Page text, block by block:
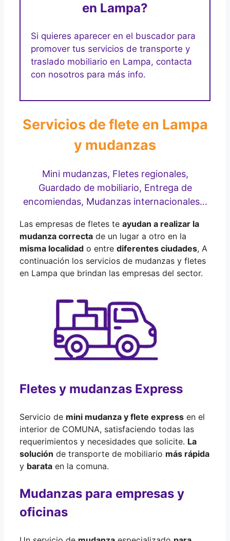
en Lampa?
Si quieres aparecer en el buscador para
promover tus servicios de transporte y
traslado mobiliario en Lampa, contacta
con nosotros para más info.
Servicios de flete en Lampa
y mudanzas
Mini mudanzas, Fletes regionales,
Guardado de mobiliario, Entrega de
encomiendas, Mudanzas internacionales…
Las empresas de fletes te ayudan a realizar la
mudanza correcta de un lugar a otro en la
misma localidad o entre diferentes ciudades, A
continuación los servicios de mudanzas y fletes
en Lampa que brindan las empresas del sector.
Fletes y mudanzas Express
Servicio de mini mudanza y flete express en el
interior de COMUNA, satisfaciendo todas las
requerimientos y necesidades que solicite. La
solución de transporte de mobiliario más rápida
y barata en la comuna.
Mudanzas para empresas y
oficinas